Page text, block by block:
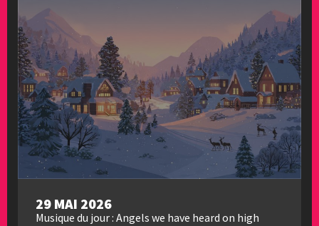
29 MAI 2026
Musique du jour : Angels we have heard on high